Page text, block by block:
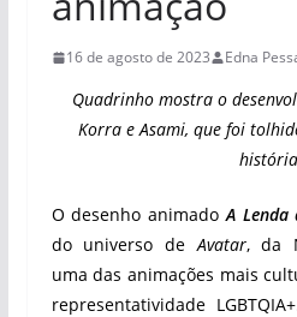
16 de agosto de 2023 Edna
Quadrinho mostra o
Korra e Asami, que foi
história
O desenho animadoA Lenda
do universo deAvatar, da
uma das animações mais
representatividade